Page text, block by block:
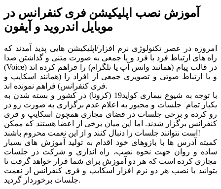
آموزش نصب اپلیکیشن فری کنفرانس در
موبایل اندروید و آیفون
امروزه در عصر تکنولوژی نرم افزار/اپلیکیشن هایی پدید آمدند که
راه های ارتباط فرد با فرد و یا جمعی به صورت متنی و گذاشتن صدا
(Voice) در قالب پیام (همانند واتس آپ یا تلگرام) را فراهم کرده اند
و یا ارتباط صوتی و تصویری جمعی از افراد را (همانند اسکایپ و
فری کنفرانس) فراهم نمونده اند.
با توجه به شیوع بیماری کواید19 (کرونا) در کشور و بسته شدن به
یکبار تمام جلسات و مجبور به اعلام عدم برگزاری به صورت رو در
رو کرده و برخی جلسات در فضای مجازی همچون اسکایپ و فری
کنفرانس برگزار شدند. اما این میان برخی از اعضا هستند که ممکن
است نتوانند جلسات را دنبال کنند و از این نعمت محروم باشند!
کمیته آدرس ها با بازوهای خود اقدام به تولید آموزش های بسیار
ساده و روان جهت نحوه نصب، راه اندازی و شرکت در جلسات
مجازی کرده است که هر دو آموزش برای شما قرار خواهد گرفت تا
بتوانید با نصب هر دو نرم افزار اسکایپ و فری کنفرانس از نعمت
جلسات برخوردار گردید.